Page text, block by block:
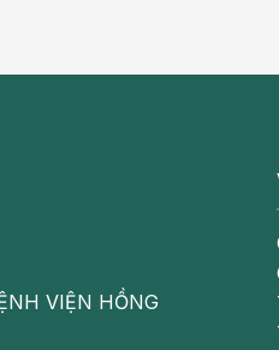
giáp cận lâm sàng
lâm sàng là một loại suy
thường. Hiện tượng rối
người có bệnh nền
VIỆN HỒNG